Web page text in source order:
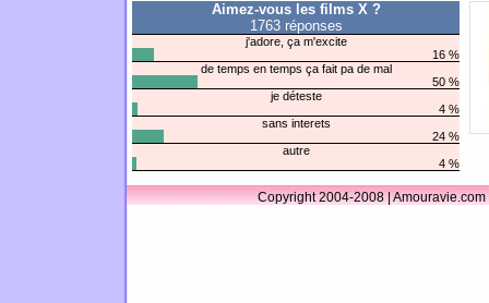
Aimez-vous les films X ?
1763 réponses
j'adore, ça m'excite
16 %
de temps en temps ça fait pa de mal
50 %
je déteste
4 %
sans interets
24 %
autre
4 %
Copyright 2004-2008 |